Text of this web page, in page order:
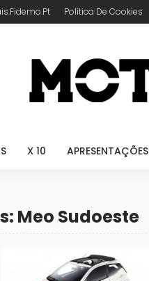
Política De Cookies
X 10 APRESENTAÇÕES
Meo Sudoeste